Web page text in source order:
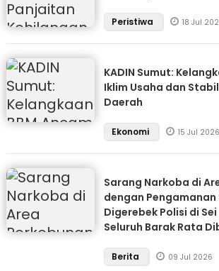
Peristiwa 18 Jul
KADIN Sumut:
Iklim Usaha dan
Daerah
Ekonomi 15 Jul 2026
Sarang Narkoba di
dengan Pengamanan
Digerebek Polisi di
Seluruh Barak Rata
Berita 09 Jul 2026